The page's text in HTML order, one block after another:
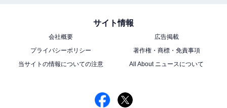
サイト情報
会社概要
広告掲載
プライバシーポリシー
著作権・商標・免責事項
当サイトの情報についての注意
All About ニュースについて